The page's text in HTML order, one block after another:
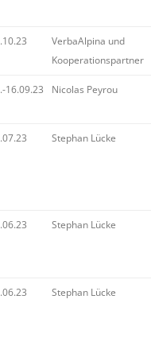
VerbaAlpina und
Kooperationspartner
16.09.23 Nicolas Peyrou
Stephan Lücke
Stephan Lücke
Stephan Lücke